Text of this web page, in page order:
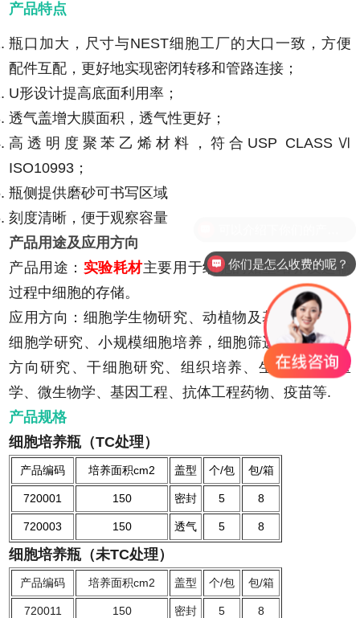
产品特点
瓶口加大，尺寸与NEST细胞工厂的大口一致，方便
配件互配，更好地实现密闭转移和管路连接；
U形设计提高底面利用率；
透气盖增大膜面积，透气性更好；
高透明度聚苯乙烯材料，符合USP CLASSⅥ
ISO10993；
瓶侧提供磨砂可书写区域
刻度清晰，便于观察容量
产品用途及应用方向
产品用途： 实验耗材主要用于细胞的贴壁培养及运输
过程中细胞的存储。
应用方向：细胞学生物研究、动植物及基础医学院的
细胞学研究、小规模细胞培养，细胞筛选、细胞治疗
方向研究、干细胞研究、组织培养、生物化学、医
学、微生物学、基因工程、抗体工程药物、疫苗等.
产品规格
细胞培养瓶（TC处理）
产品编码 培养面积cm2 盖型 个/包 包/箱
720001 150 密封 5 8
720003 150 透气 5 8
细胞培养瓶（未TC处理）
产品编码 培养面积cm2 盖型 个/包 包/箱
720011 150 密封 5 8
你们是怎么收费的呢？